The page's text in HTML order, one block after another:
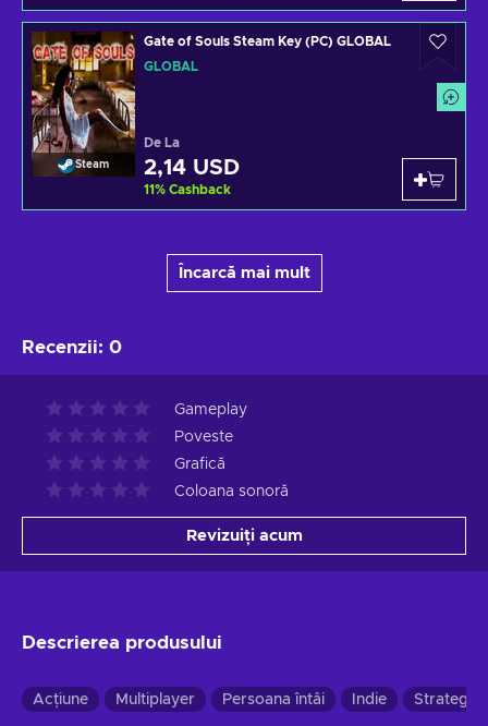
Steam
Gate of Souls Steam Key (PC) GLOBAL
GLOBAL
De La
2,14 USD
11% Cashback
Încarcă mai mult
Recenzii: 0
Gameplay
Poveste
Grafică
Coloana sonoră
Revizuiți acum
Descrierea produsului
Acțiune Multiplayer Persoana întâi Indie Strategie